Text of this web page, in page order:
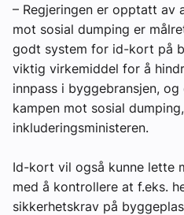
– Regjeringen er opptatt av
mot sosial dumping er
godt system for id-kort på
viktig virkemiddel for å
innpass i byggebransjen,
kampen mot sosial
inkluderingsministeren.
Id-kort vil også kunne lette
med å kontrollere at f.eks.
sikkerhetskrav på